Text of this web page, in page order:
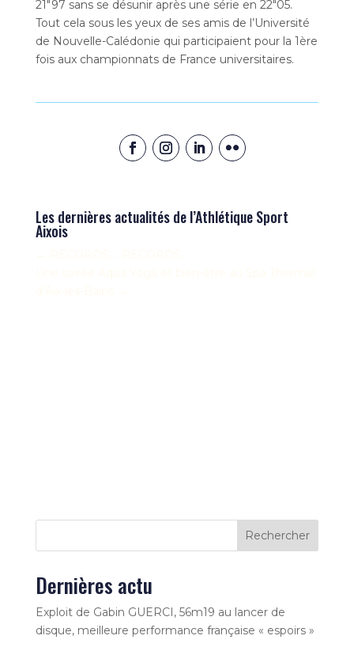
21″97 sans se désunir après une série en 22″05.
Tout cela sous les yeux de ses amis de l’Université
de Nouvelle-Calédonie qui participaient pour la 1ère
fois aux championnats de France universitaires.
Les dernières actualités de l’Athlétique Sport
Aixois
Rechercher
Dernières actu
Exploit de Gabin GUERCI, 56m19 au lancer de
disque, meilleure performance française « espoirs »